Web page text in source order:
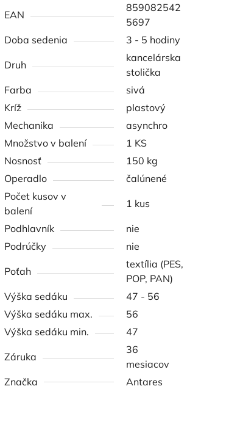
EAN
859082542
5697
Doba sedenia
3 - 5 hodiny
Druh
kancelárska
stolička
Farba
sivá
Kríž
plastový
Mechanika
asynchro
Množstvo v balení
1 KS
Nosnosť
150 kg
Operadlo
čalúnené
Počet kusov v
balení
1 kus
Podhlavník
nie
Podrúčky
nie
Poťah
textília (PES,
POP, PAN)
Výška sedáku
47 - 56
Výška sedáku max.
56
Výška sedáku min.
47
Záruka
36
mesiacov
Značka
Antares